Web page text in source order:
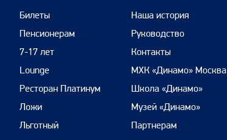
Билеты
Пенсионерам
7-17 лет
Lounge
Ресторан Платинум
Ложи
Льготный
Наша история
Руководство
Контакты
МХК «Динамо» Москва
Школа «Динамо»
Музей «Динамо»
Партнерам